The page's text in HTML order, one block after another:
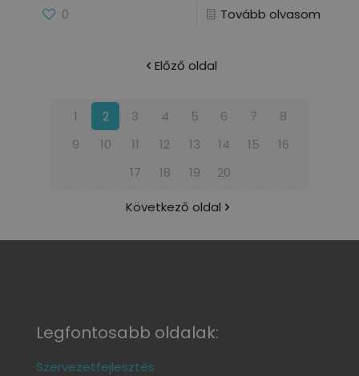
0 Tovább olvasom
Előző oldal
1 2 3 4 5 6 7
8
9
10 11 12 13 14 15
16
17
18 19 20
Következő oldal
Legfontosabb oldalak:
Szervezetfejlesztés